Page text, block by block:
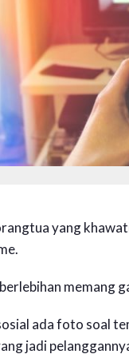
yang
memang
ada foto soal
jadi